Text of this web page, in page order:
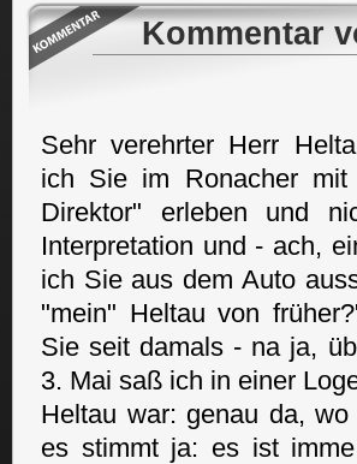
Kommentar
Sehr verehrter Herr
ich Sie im Ronacher mit
Direktor" erleben und
Interpretation und - ach,
ich Sie aus dem Auto
"mein" Heltau von
Sie seit damals - na ja,
3. Mai saß ich in einer
Heltau war: genau da,
es stimmt ja: es ist